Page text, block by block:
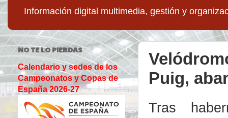
Información digital multimedia, gestión y
Puig,
Tras
NO TE LO PIERDAS
Calendario y sedes de los
Campeonatos y Copas de
España 2026-27